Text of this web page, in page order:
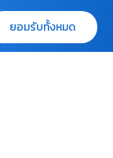
ยอมรับทั้งหมด